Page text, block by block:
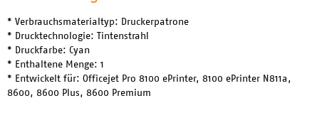
* Verbrauchsmaterialtyp: Druckerpatrone
* Drucktechnologie: Tintenstrahl
* Druckfarbe: Cyan
* Enthaltene Menge: 1
* Entwickelt für: Officejet Pro 8100 ePrinter, 8100 ePrinter N811a,
8600, 8600 Plus, 8600 Premium